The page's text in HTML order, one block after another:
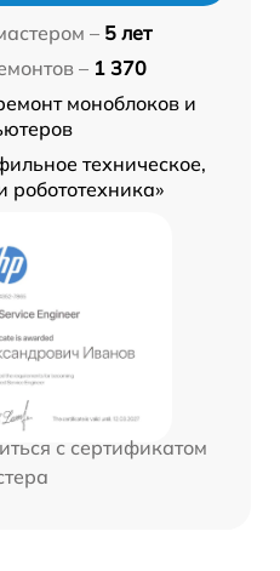
– 5 лет
– 1 370
моноблоков и
техническое,
робототехника»
с сертификатом